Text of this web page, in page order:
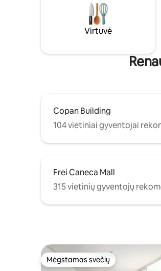
ir baseinas ant stogo. Norisi kur
nueiti? Paulista yra už 5 minučių
netoliese yra metro stotelės. Ar
Konsjeržas dirba visą parą be poilsio
geriausia: internetas veikia vonios
Virtuvė
Copan Building
104 vietiniai gyventojai
Frei Caneca Mall
315 vietinių gyventojų
Mėgstamas svečių
Mėgstamas svečių